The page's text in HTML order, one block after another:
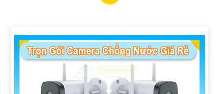
"Bạn muốn mua Camera Kbvision với giá ưu đãi
nghiệm!"
3:
"Chúng tôi cam kết cung cấp Camera Kbvision
chính hãng với chiết khấu cao nhất trên thị trường.
Hãy đến với chúng tôi để trải nghiệm dịch vụ tốt nhất
và nhận được sự tư vấn chuyên nghiệp về giải pháp an